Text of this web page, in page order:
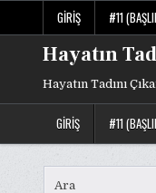
content
GIRIŞ #11
Hayatın
Hayatın Tadını
GIRIŞ #11
Ara